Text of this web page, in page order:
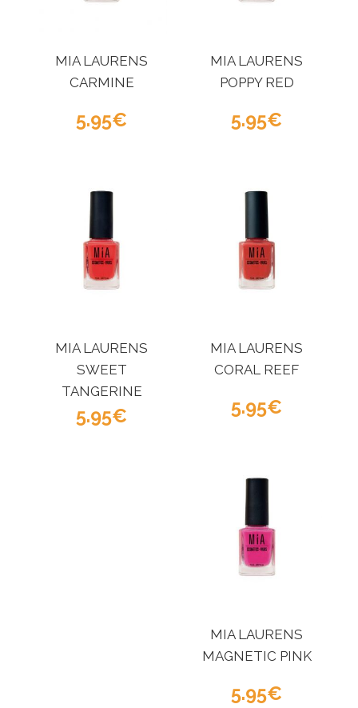
MIA LAURENS
CARMINE
5.95
MIA LAURENS
POPPY RED
5.95
MIA LAURENS
SWEET
TANGERINE
5.95
MIA LAURENS
CORAL REEF
5.95
MIA LAURENS
MAGNETIC PINK
5.95